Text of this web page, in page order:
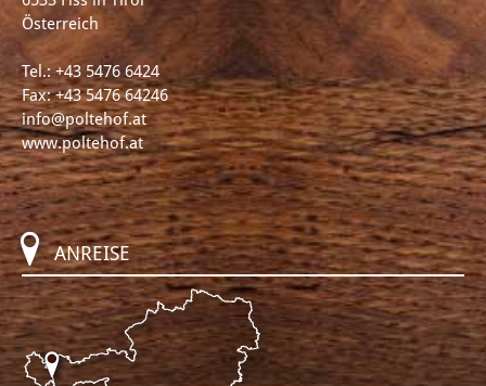
Österreich
Tel.:+43 5476 6424
Fax: +43 5476 64246
info@poltehof.at
www.poltehof.at
ANREISE